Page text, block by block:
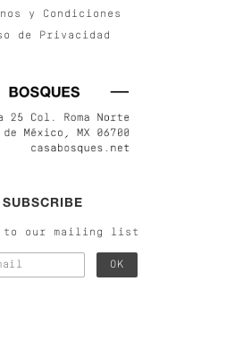
y Condiciones
de Privacidad
SUBSCRIBE
to our mailing list